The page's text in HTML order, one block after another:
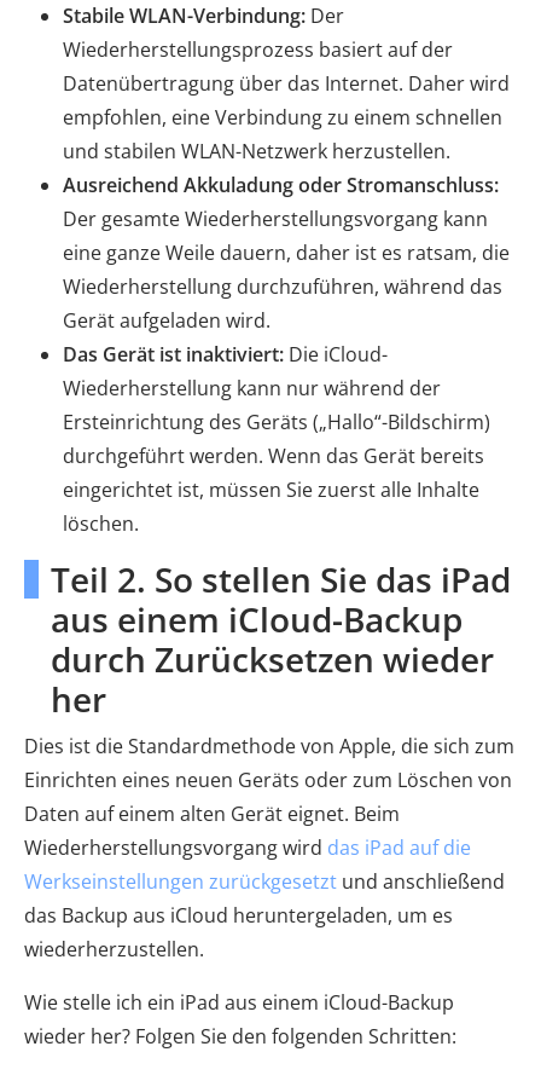
Stabile WLAN-Verbindung: Der
Wiederherstellungsprozess basiert auf der
Datenübertragung über das Internet. Daher wird
empfohlen, eine Verbindung zu einem schnellen
und stabilen WLAN-Netzwerk herzustellen.
Ausreichend Akkuladung oder Stromanschluss:
Der gesamte Wiederherstellungsvorgang kann
eine ganze Weile dauern, daher ist es ratsam, die
Wiederherstellung durchzuführen, während das
Gerät aufgeladen wird.
Das Gerät ist inaktiviert: Die iCloud-
Wiederherstellung kann nur während der
Ersteinrichtung des Geräts („Hallo“-Bildschirm)
durchgeführt werden. Wenn das Gerät bereits
eingerichtet ist, müssen Sie zuerst alle Inhalte
löschen.
Teil 2. So stellen Sie das iPad
aus einem iCloud-Backup
durch Zurücksetzen wieder
her
Dies ist die Standardmethode von Apple, die sich zum
Einrichten eines neuen Geräts oder zum Löschen von
Daten auf einem alten Gerät eignet. Beim
Wiederherstellungsvorgang wird das iPad auf die
Werkseinstellungen zurückgesetzt und anschließend
das Backup aus iCloud heruntergeladen, um es
wiederherzustellen.
Wie stelle ich ein iPad aus einem iCloud-Backup
wieder her? Folgen Sie den folgenden Schritten: